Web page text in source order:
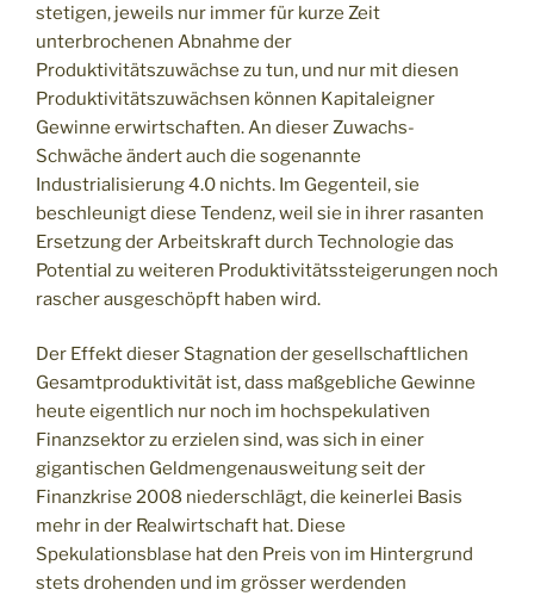
stetigen, jeweils nur immer für kurze Zeit
unterbrochenen Abnahme der
Produktivitätszuwächse zu tun, und nur mit diesen
Produktivitätszuwächsen können Kapitaleigner
Gewinne erwirtschaften. An dieser Zuwachs-
Schwäche ändert auch die sogenannte
Industrialisierung 4.0 nichts. Im Gegenteil, sie
beschleunigt diese Tendenz, weil sie in ihrer rasanten
Ersetzung der Arbeitskraft durch Technologie das
Potential zu weiteren Produktivitätssteigerungen noch
rascher ausgeschöpft haben wird.
Der Effekt dieser Stagnation der gesellschaftlichen
Gesamtproduktivität ist, dass maßgebliche Gewinne
heute eigentlich nur noch im hochspekulativen
Finanzsektor zu erzielen sind, was sich in einer
gigantischen Geldmengenausweitung seit der
Finanzkrise 2008 niederschlägt, die keinerlei Basis
mehr in der Realwirtschaft hat. Diese
Spekulationsblase hat den Preis von im Hintergrund
stets drohenden und im grösser werdenden